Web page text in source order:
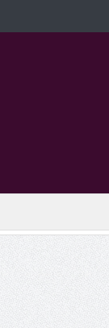
atvykstanti cirko